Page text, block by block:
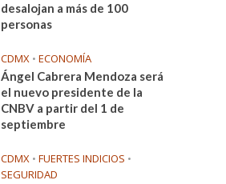
desalojan a más de 100
personas
CDMX • ECONOMÍA
Ángel Cabrera Mendoza será
el nuevo presidente de la
CNBV a partir del 1 de
septiembre
CDMX • FUERTES INDICIOS •
SEGURIDAD